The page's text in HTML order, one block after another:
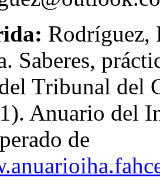
Rodríguez,
Saberes,
Tribunal del
Anuario del
de